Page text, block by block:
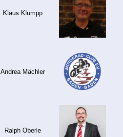
Klaus Klumpp
Andrea Mächler
Ralph Oberle